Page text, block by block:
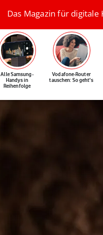
Das Magazin für digitale
Alle Samsung-
Handys in
Reihenfolge
Vodafone-Router
tauschen: So geht's